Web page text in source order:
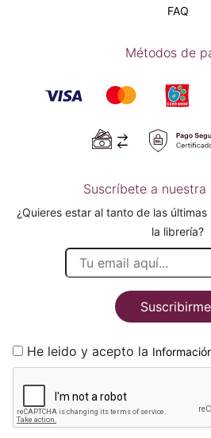
FAQ
Métodos de
Suscríbete a
¿Quieres estar al tanto de las
la librería?
Suscribirme
He leido y acepto la